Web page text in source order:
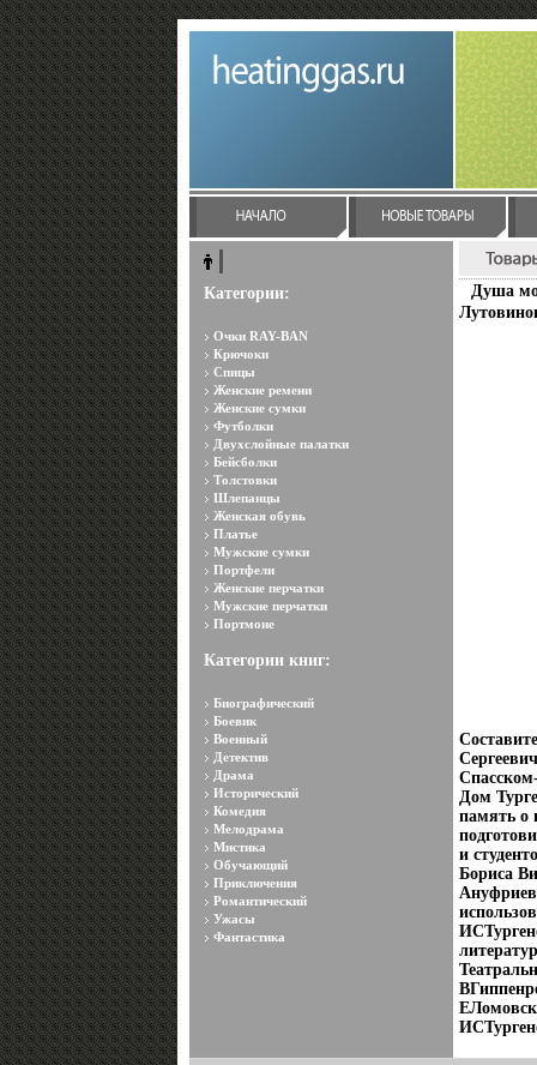
Категории:
Очки RAY-BAN
Крючоки
Спицы
Женские ремени
Женские сумки
Футболки
Двухслойные палатки
Бейсболки
Толстовки
Шлепанцы
Женская обувь
Платье
Мужские сумки
Портфели
Женские перчатки
Мужские перчатки
Портмоне
Категории книг:
Биографический
Боевик
Военный
Детектив
Драма
Исторический
Комедия
Мелодрама
Мистика
Обучающий
Приключения
Романтический
Ужасы
Фантастика
Душа
Дом
память о
и
Бориса